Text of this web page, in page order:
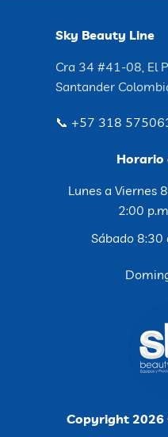
Sky Beauty Line
Cra 34 #41-08, El
Santander
📞 +57 318
Horario
Lunes a Viernes
2:00
Sábado 8:30
Copyright 2026